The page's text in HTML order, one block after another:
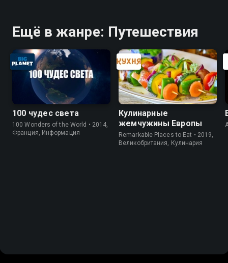
Ещё в жанре: Путешествия
100 чудес света
100 Wonders of the World • 2014,
Франция, Информация
Кулинарные
жемчужины Европы
Remarkable Places to Eat • 2019,
Великобритания, Кулинария